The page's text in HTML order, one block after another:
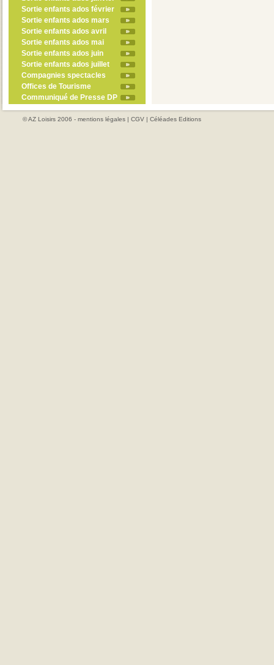
Sortie enfants ados février
Sortie enfants ados mars
Sortie enfants ados avril
Sortie enfants ados mai
Sortie enfants ados juin
Sortie enfants ados juillet
Compagnies spectacles
Offices de Tourisme
Communiqué de Presse DP
© AZ Loisirs 2006 - mentions légales | CGV | Céléades Editions